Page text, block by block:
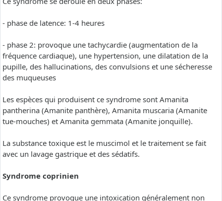
- phase de latence: 1-4 heures
- phase 2: provoque une tachycardie (augmentation de la
fréquence cardiaque), une hypertension, une dilatation de la
pupille, des hallucinations, des convulsions et une sécheresse
des muqueuses
Les espèces qui produisent ce syndrome sont Amanita
pantherina (Amanite panthère), Amanita muscaria (Amanite
tue-mouches) et Amanita gemmata (Amanite jonquille).
La substance toxique est le muscimol et le traitement se fait
avec un lavage gastrique et des sédatifs.
Syndrome coprinien
Ce syndrome provoque une intoxication généralement non